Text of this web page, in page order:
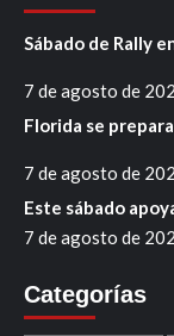
Sábado de Rally
7 de agosto de
Florida se
7 de agosto de
Este sábado
7 de agosto de
Categorías